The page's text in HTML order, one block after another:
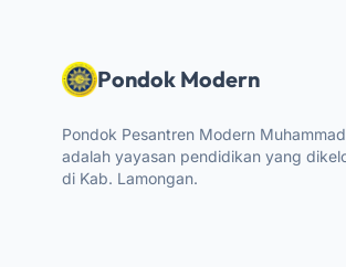
Pondok Modern
Pondok Pesantren Modern
adalah yayasan pendidikan yang
di Kab. Lamongan.